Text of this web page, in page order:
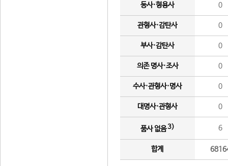
동사·형용사 0
관형사·감탄사 0
부사·감탄사 0
의존 명사·조사 0
수사·관형사·명사 0
대명사·관형사 0
품사 없음3) 6
합계